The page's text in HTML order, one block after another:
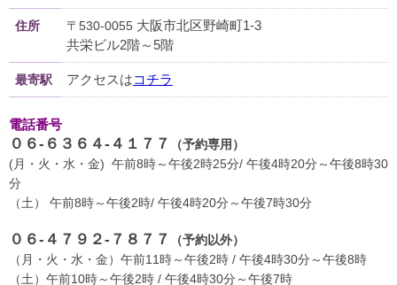
住所 〒530-0055 大阪市北区野崎町1-3
共栄ビル2階～5階
最寄駅 アクセスはコチラ
電話番号
０６-６３６４-４１７７
（予約専用）
(月・火・水・金) 午前8時～午後2時25分/ 午後4時20分～午後8時30
分
（土） 午前8時～午後2時/ 午後4時20分～午後7時30分
０６-４７９２-７８７７
（予約以外）
（月・火・水・金）午前11時～午後2時 / 午後4時30分～午後8時
（土）午前10時～午後2時 / 午後4時30分～午後7時